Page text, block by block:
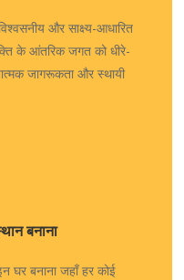
और साक्ष्य-आधारित
के आंतरिक जगत को धीरे-
जागरूकता और स्थायी
बनाना
घर बनाना जहाँ हर कोई